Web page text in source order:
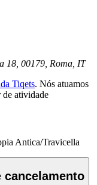
18, 00179, Roma, IT
Tiqets. Nós atuamos
de atividade
Antica/Travicella
cancelamento